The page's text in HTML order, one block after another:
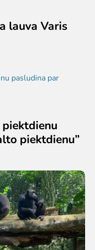
lauva Varis
piektdienu”